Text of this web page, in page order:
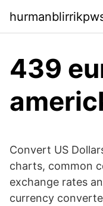
439
Convert US
charts, common
exchange rates
currency